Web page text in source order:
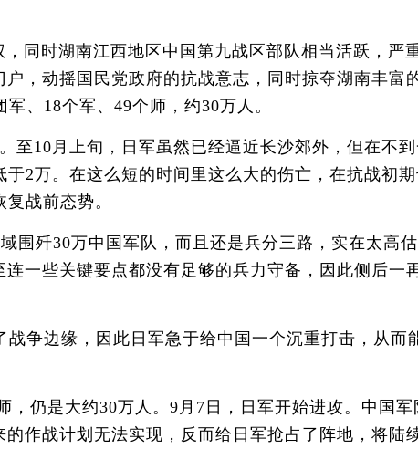
同时湖南江西地区中国第九战区部队相当活跃，严
，动摇国民党政府的抗战意志，同时掠夺湖南丰富
、18个军、49个师，约30万人。
10月上旬，日军虽然已经逼近长沙郊外，但在不
2万。在这么短的时间里这么大的伤亡，在抗战初
战前态势。
歼30万中国军队，而且还是兵分三路，实在太高
一些关键要点都没有足够的兵力守备，因此侧后一
争边缘，因此日军急于给中国一个沉重打击，从而
仍是大约30万人。9月7日，日军开始进攻。中国军
作战计划无法实现，反而给日军抢占了阵地，将陆